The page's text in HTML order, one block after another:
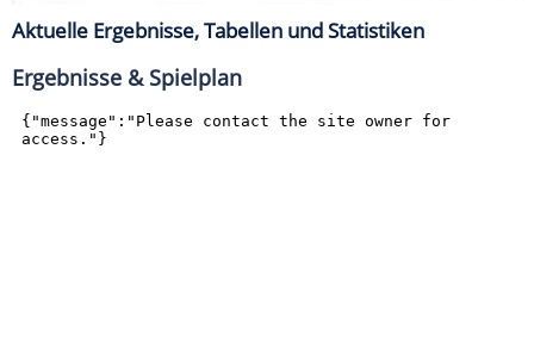
Aktuelle Ergebnisse, Tabellen und Statistiken
Ergebnisse & Spielplan